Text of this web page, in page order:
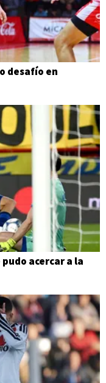
desafío en
acercar a la